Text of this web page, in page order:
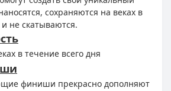
сохраняются на веках в
не скатываются.
в течение всего дня
финиши прекрасно дополняют